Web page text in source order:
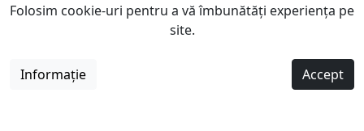
Folosim cookie-uri pentru a vă îmbunătăți experiența pe
site.
Informație Accept